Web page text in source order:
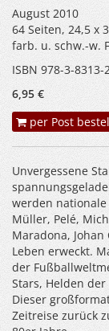
August 2010
64 Seiten, 24,5 x
farb. u. schw.-w.
ISBN 978-3-8313-
6,95 €
per Post
Unvergessene
werden
Müller, Pelé,
Maradona,
Leben erweckt.
der
Stars, Helden
Dieser
Zeitreise zurück